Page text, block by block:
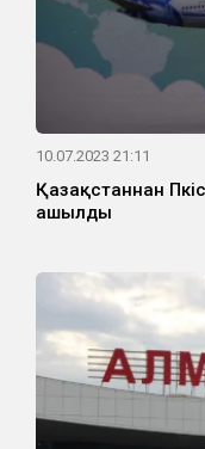
10.07.2023 21:11
Қазақстаннан
ашылды